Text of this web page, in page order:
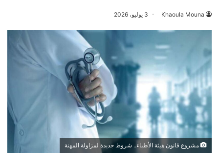
Khaoula Mouna 3 يوليو، 2026
مشروع قانون هيئة الأطباء.. شروط جديدة لمزاولة المهنة